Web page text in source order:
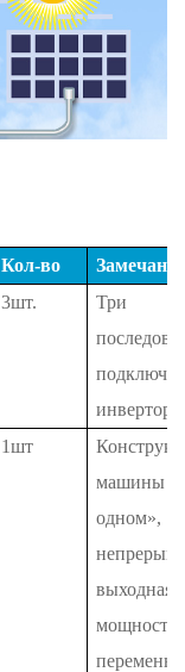
Кол-во
3шт.
Три
инвертору
1шт
машины
одном»,
выходная
мощность